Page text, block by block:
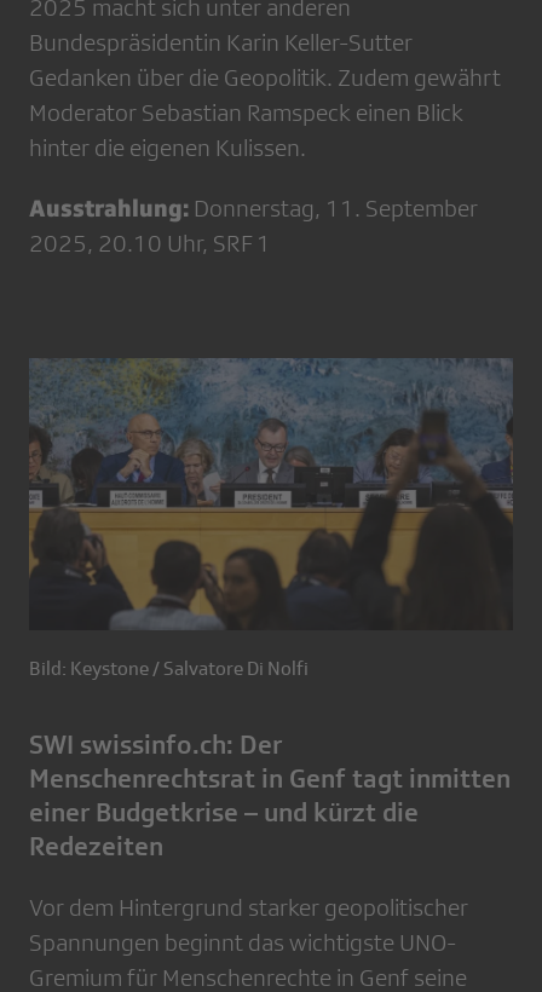
2025 macht sich unter anderen
Bundespräsidentin Karin Keller-Sutter
Gedanken über die Geopolitik. Zudem gewährt
Moderator Sebastian Ramspeck einen Blick
hinter die eigenen Kulissen.
Ausstrahlung: Donnerstag, 11. September
2025, 20.10 Uhr, SRF 1
Bild: Keystone / Salvatore Di Nolfi
SWI swissinfo.ch: Der
Menschenrechtsrat in Genf tagt inmitten
einer Budgetkrise – und kürzt die
Redezeiten
Vor dem Hintergrund starker geopolitischer
Spannungen beginnt das wichtigste UNO-
Gremium für Menschenrechte in Genf seine